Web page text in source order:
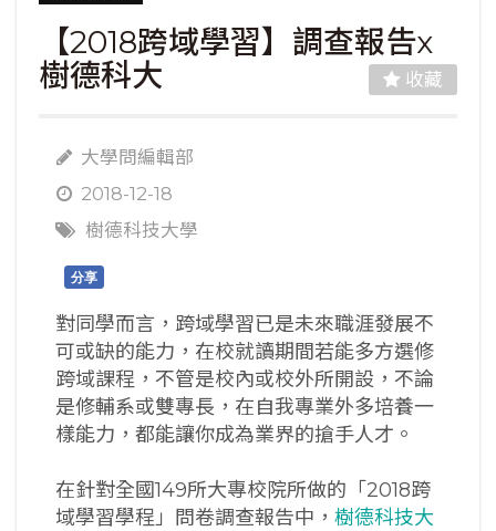
【2018跨域學習】調查報告x
樹德科大
收藏
大學問編輯部
2018-12-18
樹德科技大學
分享
對同學而言，跨域學習已是未來職涯發展不
可或缺的能力，在校就讀期間若能多方選修
跨域課程，不管是校內或校外所開設，不論
是修輔系或雙專長，在自我專業外多培養一
樣能力，都能讓你成為業界的搶手人才。
在針對全國149所大專校院所做的「2018跨
域學習學程」問卷調查報告中， 樹德科技大